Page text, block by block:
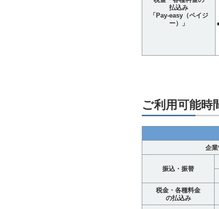
払込み
「Pay-easy（ペイジ
ー）」
ご利用可能時
企
振込・振替
税金・各種料金
の払込み